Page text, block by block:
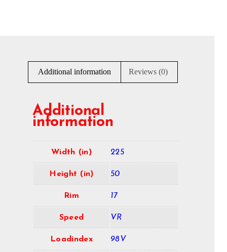
Additional information Reviews (0)
Additional
information
Width (in) 225
Height (in) 50
Rim 17
Speed VR
Loadindex 98V